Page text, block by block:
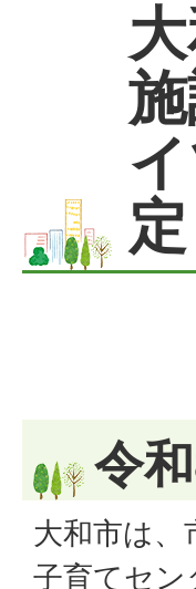
令
大和市は、
子育てセン